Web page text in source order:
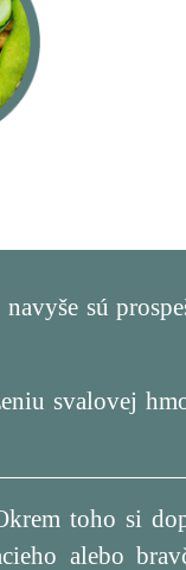
sú
svalovej
toho si
alebo